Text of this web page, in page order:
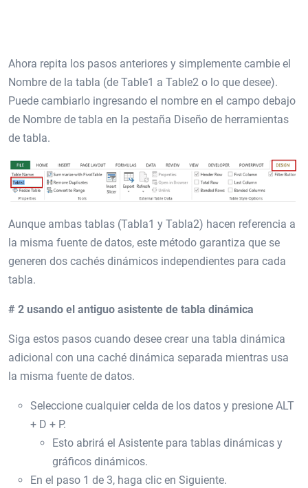
Ahora repita los pasos anteriores y simplemente cambie el
Nombre de la tabla (de Table1 a Table2 o lo que desee).
Puede cambiarlo ingresando el nombre en el campo debajo
de Nombre de tabla en la pestaña Diseño de herramientas
de tabla.
Aunque ambas tablas (Tabla1 y Tabla2) hacen referencia a
la misma fuente de datos, este método garantiza que se
generen dos cachés dinámicos independientes para cada
tabla.
# 2 usando el antiguo asistente de tabla dinámica
Siga estos pasos cuando desee crear una tabla dinámica
adicional con una caché dinámica separada mientras usa
la misma fuente de datos.
Seleccione cualquier celda de los datos y presione ALT
+ D + P.
Esto abrirá el Asistente para tablas dinámicas y
gráficos dinámicos.
En el paso 1 de 3, haga clic en Siguiente.